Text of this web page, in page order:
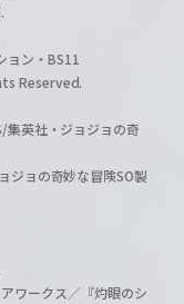
ョン・BS11
Reserved.
集英社・ジョジョの奇
ジョの奇妙な冒険SO製
ワークス／『灼眼のシ